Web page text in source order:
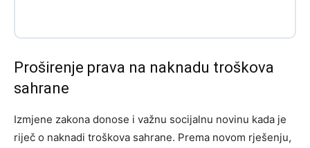
Proširenje prava na naknadu troškova
sahrane
Izmjene zakona donose i važnu socijalnu novinu kada je
riječ o naknadi troškova sahrane. Prema novom rješenju,